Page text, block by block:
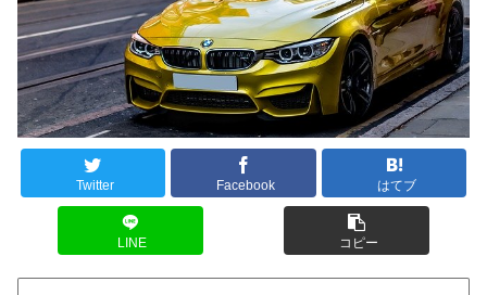
Twitter Facebook はてブ
LINE コピー